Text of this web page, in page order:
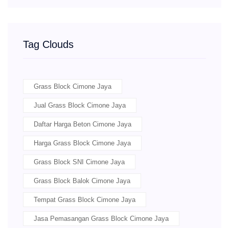
Tag Clouds
Grass Block Cimone Jaya
Jual Grass Block Cimone Jaya
Daftar Harga Beton Cimone Jaya
Harga Grass Block Cimone Jaya
Grass Block SNI Cimone Jaya
Grass Block Balok Cimone Jaya
Tempat Grass Block Cimone Jaya
Jasa Pemasangan Grass Block Cimone Jaya